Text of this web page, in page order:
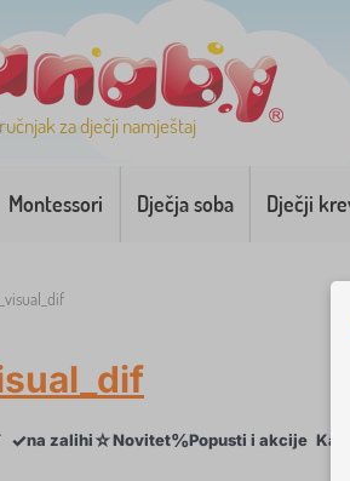
za dječji namještaj
Montessori Dječja soba Dječji
✓na zalihi☆Novitet%Popusti i akcije